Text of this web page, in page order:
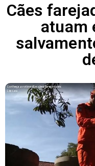
Cães
atuam